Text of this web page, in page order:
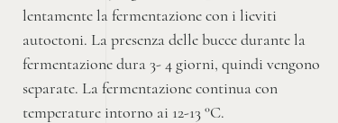
lentamente la fermentazione con i lieviti
autoctoni. La presenza delle bucce durante la
fermentazione dura 3- 4 giorni, quindi vengono
separate. La fermentazione continua con
temperature intorno ai 12-13 °C.